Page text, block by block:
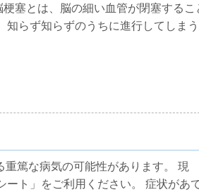
塞とは、脳の細い血管が閉塞するこ
知らず知らずのうちに進行してしま
篤な病気の可能性があります。 現
ート」をご利用ください。 症状があ